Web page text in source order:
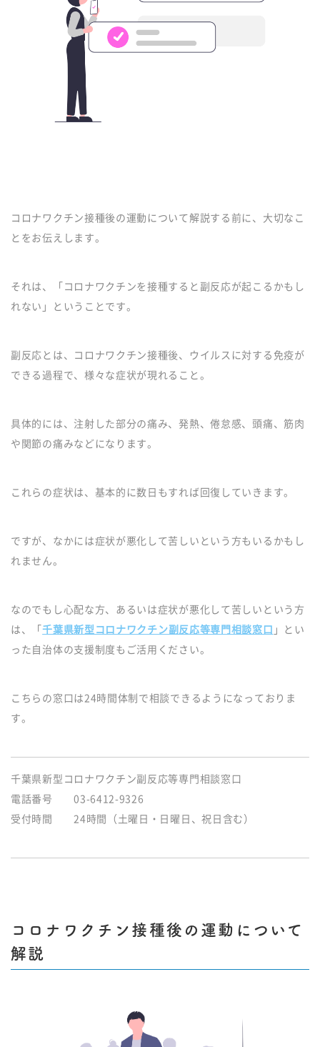
コロナワクチン接種後の運動について解説する前に、大切なこ
とをお伝えします。
それは、「コロナワクチンを接種すると副反応が起こるかもし
れない」ということです。
副反応とは、コロナワクチン接種後、ウイルスに対する免疫が
できる過程で、様々な症状が現れること。
具体的には、注射した部分の痛み、発熱、倦怠感、頭痛、筋肉
や関節の痛みなどになります。
これらの症状は、基本的に数日もすれば回復していきます。
ですが、なかには症状が悪化して苦しいという方もいるかもし
れません。
なのでもし心配な方、あるいは症状が悪化して苦しいという方
は、「千葉県新型コロナワクチン副反応等専門相談窓口 」とい
った自治体の支援制度もご活用ください。
こちらの窓口は24時間体制で相談できるようになっておりま
す。
千葉県新型コロナワクチン副反応等専門相談窓口
電話番号 03-6412-9326
受付時間 24時間（土曜日・日曜日、祝日含む）
コロナワクチン接種後の運動について
解説